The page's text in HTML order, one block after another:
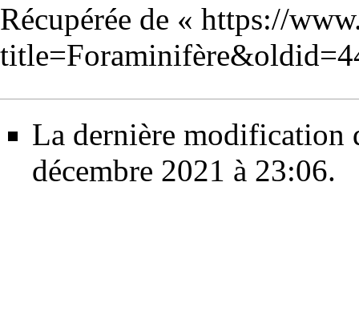
Récupérée de « https://
La dernière modification
décembre 2021 à 23:06.